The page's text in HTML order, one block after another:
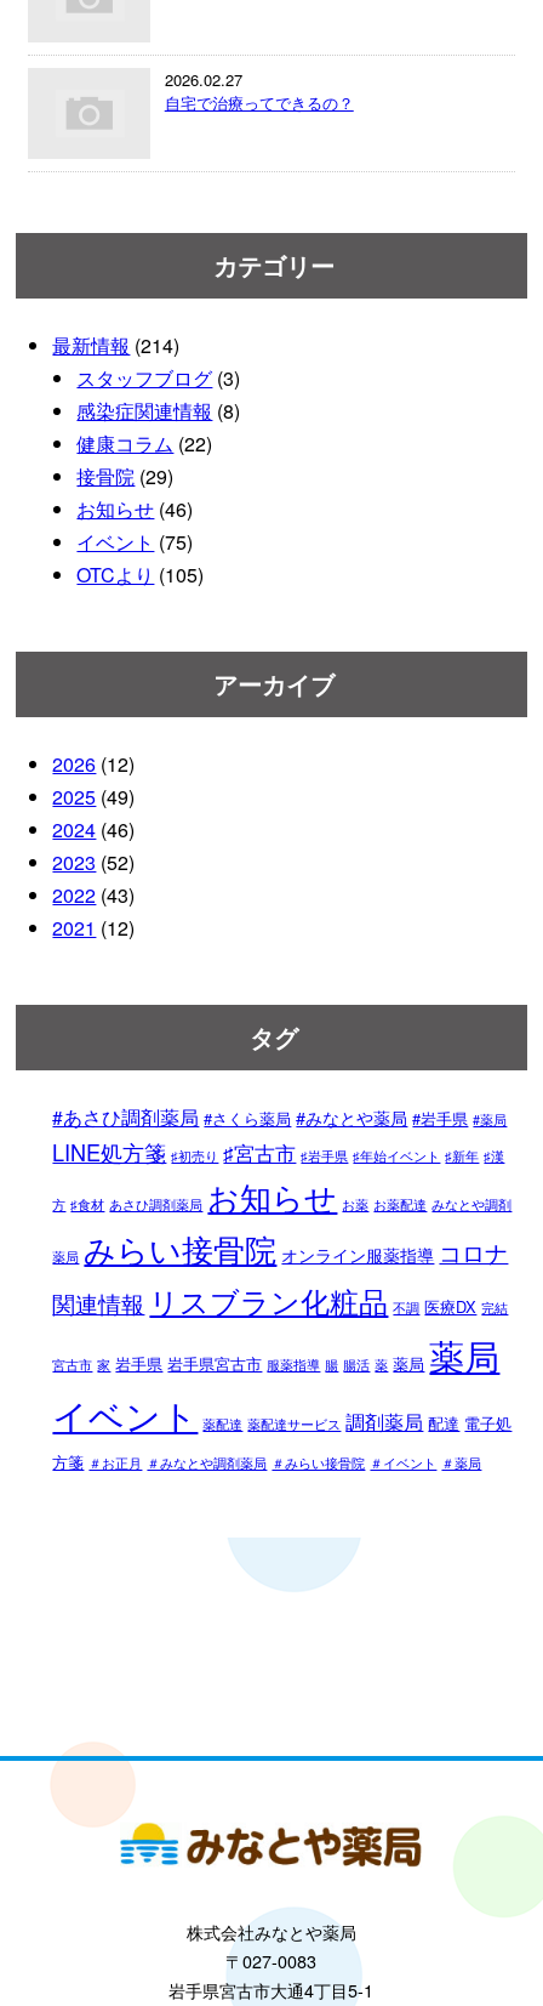
2026.02.27
自宅で治療ってできるの？
カテゴリー
最新情報 (214)
スタッフブログ (3)
感染症関連情報 (8)
健康コラム (22)
接骨院 (29)
お知らせ (46)
イベント (75)
OTCより (105)
アーカイブ
2026 (12)
2025 (49)
2024 (46)
2023 (52)
2022 (43)
2021 (12)
タグ
#あさひ調剤薬局 #さくら薬局 #みなとや薬局 #岩手県 #薬局
LINE処方箋 ♯初売り ♯宮古市 ♯岩手県 ♯年始イベント ♯新年 ♯漢
方 ♯食材 あさひ調剤薬局 お知らせ お薬 お薬配達 みなとや調剤
薬局 みらい接骨院 オンライン服薬指導 コロナ
関連情報 リスブラン化粧品 不調 医療DX 完結
宮古市 家 岩手県 岩手県宮古市 服薬指導 腸 腸活 薬 薬局 薬局
イベント
薬配達 薬配達サービス 調剤薬局 配達 電子処
方箋 ＃お正月 ＃みなとや調剤薬局 ＃みらい接骨院 ＃イベント ＃薬局
株式会社みなとや薬局
〒027-0083
岩手県宮古市大通4丁目5-1